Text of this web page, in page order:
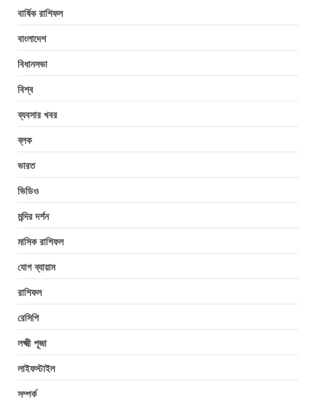
বার্ষিক রাশিফল
বাংলাদেশ
বিধানসভা
বিশ্ব
ব্যবসার খবর
ব্লক
ভারত
ভিডিও
মন্দির দর্শন
মাসিক রাশিফল
যোগ ব্যায়াম
রাশিফল
রেসিপি
লক্ষ্মী পূজা
লাইফস্টাইল
সম্পর্ক